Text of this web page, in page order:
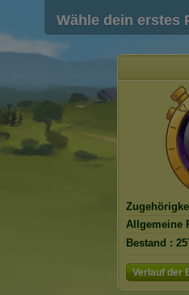
Wähle dein erstes
Allgemeine
Bestand :
Verlauf der